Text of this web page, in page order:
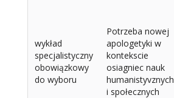
wykład
specjalistyczny
obowiązkowy
do wyboru
Potrzeba nowej
apologetyki w
kontekscie
osiagniec nauk
humanistyvznych
i społecznych